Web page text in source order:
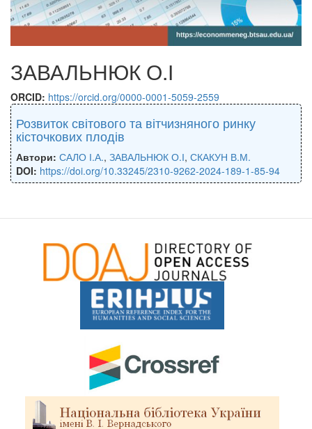
ЗАВАЛЬНЮК О.І
ORCID: https://orcid.org/0000-0001-5059-2559
Розвиток світового та вітчизняного ринку
кісточкових плодів
Автори: САЛО І.А., ЗАВАЛЬНЮК О.І, СКАКУН В.М.
DOI: https://doi.org/10.33245/2310-9262-2024-189-1-85-94